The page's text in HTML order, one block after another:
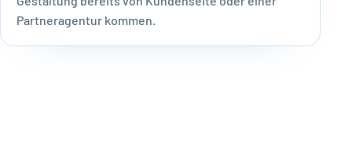
Partneragentur kommen.